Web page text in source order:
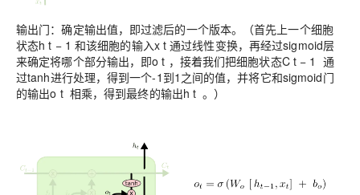
输出门：确定输出值，即过滤后的一个版本。（首先上一个细胞
状态h t − 1 和该细胞的输入x t 通过线性变换，再经过sigmoid层
来确定将哪个部分输出，即o t ，接着我们把细胞状态C t − 1 通
过tanh进行处理，得到一个-1到1之间的值，并将它和sigmoid门
的输出o t 相乘，得到最终的输出h t 。）